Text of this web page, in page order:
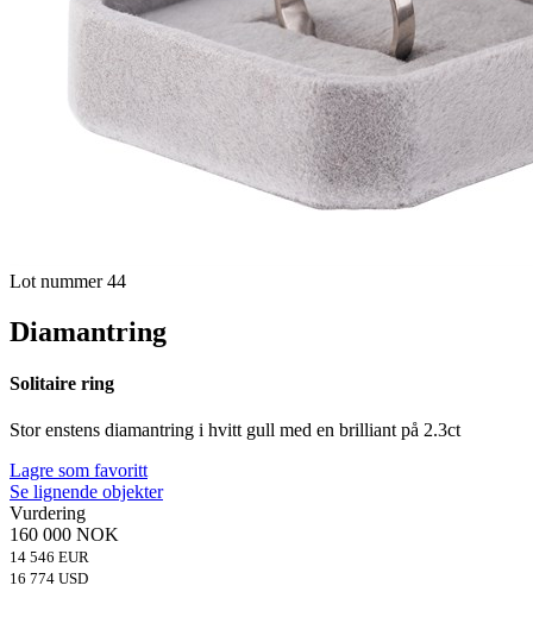
Lot nummer 44
Diamantring
Solitaire ring
Stor enstens diamantring i hvitt gull med en brilliant på 2.3ct
Lagre som favoritt
Se lignende objekter
Vurdering
160 000 NOK
14 546 EUR
16 774 USD